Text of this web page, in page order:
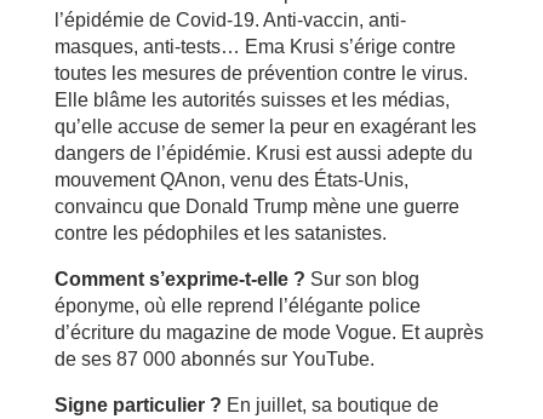
l’épidémie de Covid-19. Anti-vaccin, anti-
masques, anti-tests… Ema Krusi s’érige contre
toutes les mesures de prévention contre le virus.
Elle blâme les autorités suisses et les médias,
qu’elle accuse de semer la peur en exagérant les
dangers de l’épidémie. Krusi est aussi adepte du
mouvement QAnon, venu des États-Unis,
convaincu que Donald Trump mène une guerre
contre les pédophiles et les satanistes.
Comment s’exprime-t-elle ? Sur son blog
éponyme, où elle reprend l’élégante police
d’écriture du magazine de mode Vogue. Et auprès
de ses 87 000 abonnés sur YouTube.
Signe particulier ? En juillet, sa boutique de